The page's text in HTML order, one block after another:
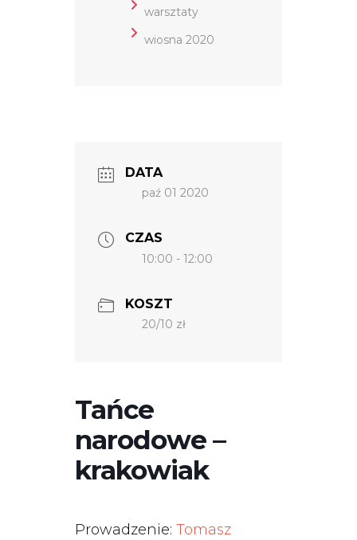
warsztaty
wiosna 2020
DATA
paź 01 2020
CZAS
10:00 - 12:00
KOSZT
20/10 zł
Tańce
narodowe –
krakowiak
Prowadzenie: Tomasz